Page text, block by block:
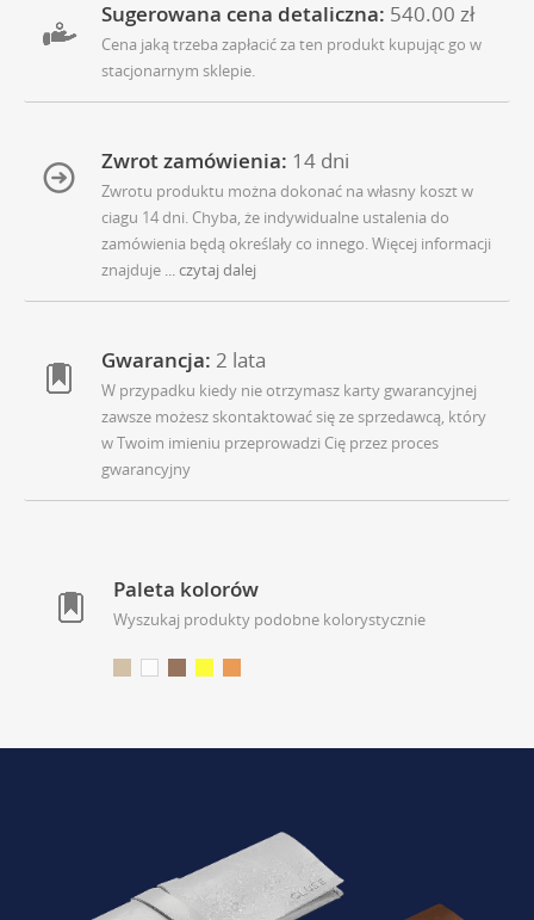
Sugerowana cena detaliczna: 540.00 zł
Cena jaką trzeba zapłacić za ten produkt kupując go w
stacjonarnym sklepie.
Zwrot zamówienia: 14 dni
Zwrotu produktu można dokonać na własny koszt w
ciagu 14 dni. Chyba, że indywidualne ustalenia do
zamówienia będą określały co innego. Więcej informacji
znajduje ... czytaj dalej
Gwarancja: 2 lata
W przypadku kiedy nie otrzymasz karty gwarancyjnej
zawsze możesz skontaktować się ze sprzedawcą, który
w Twoim imieniu przeprowadzi Cię przez proces
gwarancyjny
Paleta kolorów
Wyszukaj produkty podobne kolorystycznie